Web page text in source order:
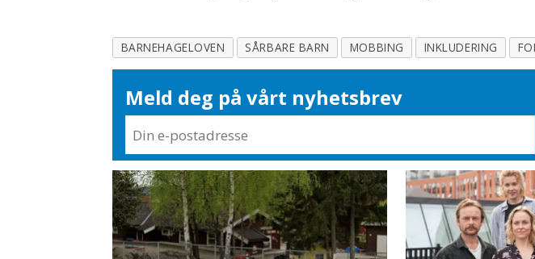
BARNEHAGELOVEN SÅRBARE BARN MOBBING INKLUDERING
Meld deg på vårt nyhetsbrev